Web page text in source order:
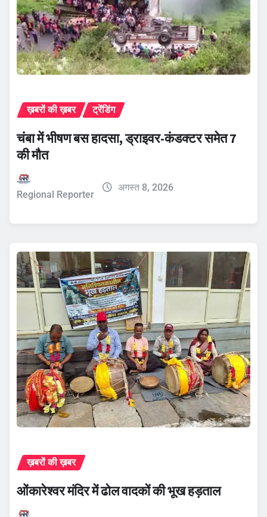
ख़बरों की ख़बर ट्रेंडिंग
चंबा में भीषण बस हादसा, ड्राइवर-कंडक्टर समेत 7
की मौत
Regional Reporter
अगस्त 8, 2026
ख़बरों की ख़बर
ओंकारेश्वर मंदिर में ढोल वादकों की भूख हड़ताल